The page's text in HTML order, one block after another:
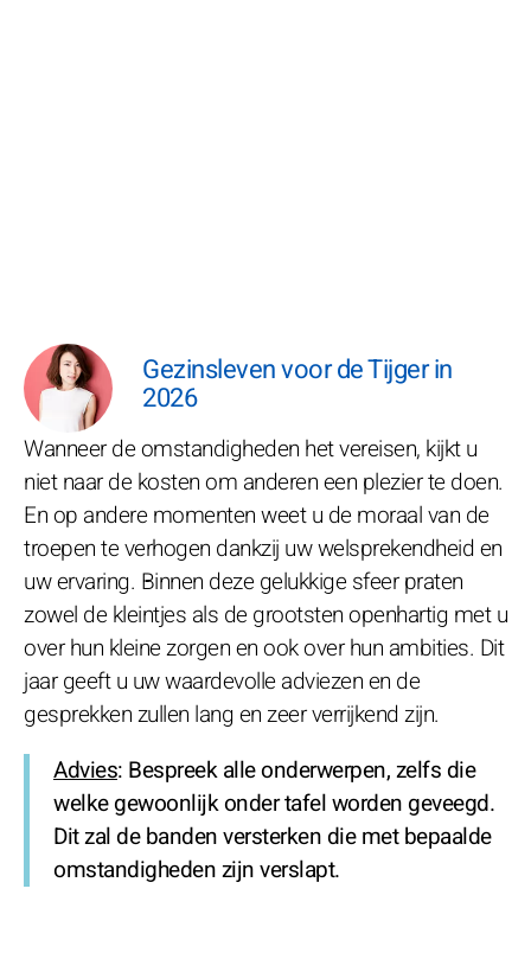
Gezinsleven voor de Tijger in
2026
Wanneer de omstandigheden het vereisen, kijkt u
niet naar de kosten om anderen een plezier te doen.
En op andere momenten weet u de moraal van de
troepen te verhogen dankzij uw welsprekendheid en
uw ervaring. Binnen deze gelukkige sfeer praten
zowel de kleintjes als de grootsten openhartig met u
over hun kleine zorgen en ook over hun ambities. Dit
jaar geeft u uw waardevolle adviezen en de
gesprekken zullen lang en zeer verrijkend zijn.
Advies: Bespreek alle onderwerpen, zelfs die
welke gewoonlijk onder tafel worden geveegd.
Dit zal de banden versterken die met bepaalde
omstandigheden zijn verslapt.